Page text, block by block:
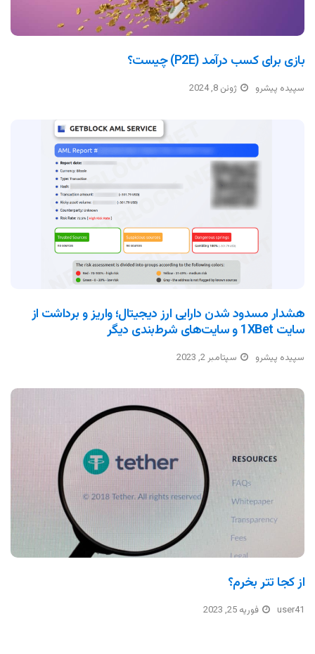
بازی برای کسب درآمد (P2E) چیست؟
سپیده پیشرو ژوئن 8, 2024
هشدار مسدود شدن دارایی ارز دیجیتال؛ واریز و برداشت از
سایت 1XBet و سایت‌های شرط‌بندی دیگر
سپیده پیشرو سپتامبر 2, 2023
از کجا تتر بخرم؟
user41 فوریه 25, 2023